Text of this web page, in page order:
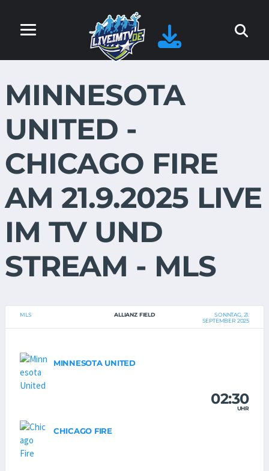
MINNESOTA
UNITED -
CHICAGO FIRE
AM 21.9.2025 LIVE
IM TV UND
STREAM - MLS
MLS ALLIANZ FIELD
SONNTAG, 21.
SEPTEMBER 2025
MINNESOTA UNITED
02:30
UHR
CHICAGO FIRE